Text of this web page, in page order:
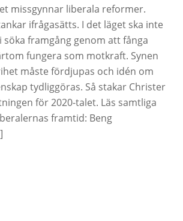
missgynnar liberala reformer.
ifrågasätts. I det läget ska inte
framgång genom att fånga
fungera som motkraft. Synen
måste fördjupas och idén om
tydliggöras. Så stakar Christer
för 2020-talet. Läs samtliga
framtid: Beng